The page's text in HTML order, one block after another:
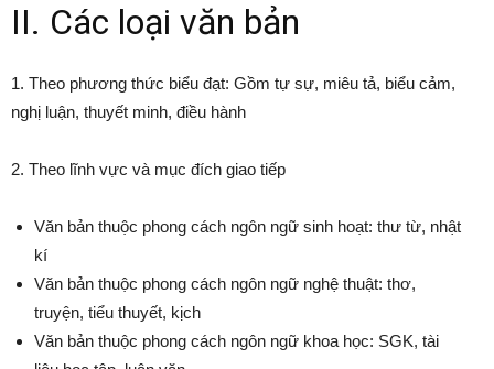
II. Các loại văn bản
1. Theo phương thức biểu đạt: Gồm tự sự, miêu tả, biểu cảm,
nghị luận, thuyết minh, điều hành
2. Theo lĩnh vực và mục đích giao tiếp
Văn bản thuộc phong cách ngôn ngữ sinh hoạt: thư từ, nhật
kí
Văn bản thuộc phong cách ngôn ngữ nghệ thuật: thơ,
truyện, tiểu thuyết, kịch
Văn bản thuộc phong cách ngôn ngữ khoa học: SGK, tài